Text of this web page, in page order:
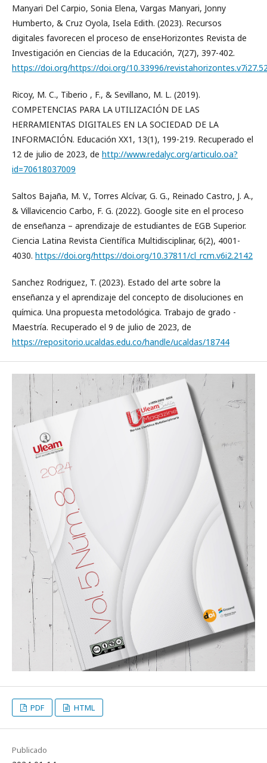
Manyari Del Carpio, Sonia Elena, Vargas Manyari, Jonny
Humberto, & Cruz Oyola, Isela Edith. (2023). Recursos
digitales favorecen el proceso de enseHorizontes Revista de
Investigación en Ciencias de la Educación, 7(27), 397-402.
https://doi.org/https://doi.org/10.33996/
Ricoy, M. C., Tiberio , F., & Sevillano, M. L. (2019).
COMPETENCIAS PARA LA UTILIZACIÓN DE LAS
HERRAMIENTAS DIGITALES EN LA SOCIEDAD DE LA
INFORMACIÓN. Educación XX1, 13(1), 199-219. Recuperado el
12 de julio de 2023, de http://www.redalyc.org/articulo.oa?
id=70618037009
Saltos Bajaña, M. V., Torres Alcívar, G. G., Reinado Castro, J. A.,
& Villavicencio Carbo, F. G. (2022). Google site en el proceso
de enseñanza – aprendizaje de estudiantes de EGB Superior.
Ciencia Latina Revista Científica Multidisciplinar, 6(2), 4001-
4030. https://doi.org/https://doi.org/10.37811/cl_rcm.v6i2.2142
Sanchez Rodriguez, T. (2023). Estado del arte sobre la
enseñanza y el aprendizaje del concepto de disoluciones en
química. Una propuesta metodológica. Trabajo de grado -
Maestría. Recuperado el 9 de julio de 2023, de
https://repositorio.ucaldas.edu.co/handle/ucaldas/18744
PDF HTML
Publicado